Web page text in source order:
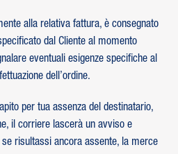
alla relativa fattura, è consegnato
dal Cliente al momento
eventuali esigenze specifiche al
dell’ordine.
per tua assenza del destinatario,
il corriere lascerà un avviso e
risultassi ancora assente, la merce